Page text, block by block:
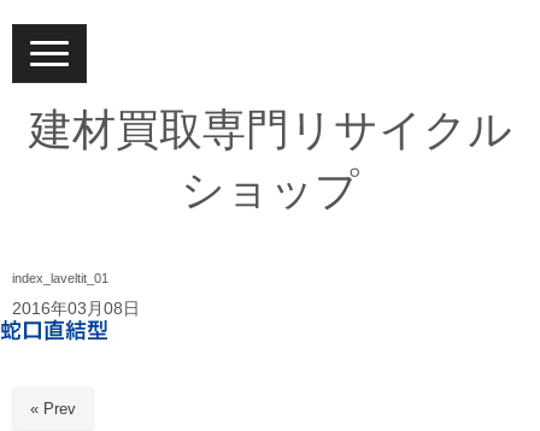
N
a
v
g
a
建材買取専門リサイクル
ショップ
index_laveltit_01
2016年03月08日
« Prev